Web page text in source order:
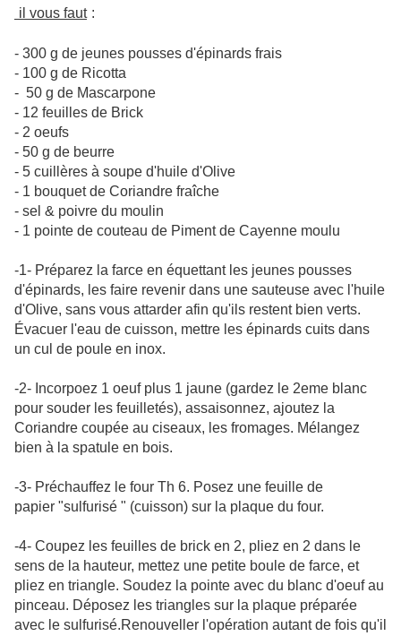
il vous faut :
- 300 g de jeunes pousses d'épinards frais
- 100 g de Ricotta
- 50 g de Mascarpone
- 12 feuilles de Brick
- 2 oeufs
- 50 g de beurre
- 5 cuillères à soupe d'huile d'Olive
- 1 bouquet de Coriandre fraîche
- sel & poivre du moulin
- 1 pointe de couteau de Piment de Cayenne moulu
-1- Préparez la farce en équettant les jeunes pousses
d'épinards, les faire revenir dans une sauteuse avec l'huile
d'Olive, sans vous attarder afin qu'ils restent bien verts.
Évacuer l'eau de cuisson, mettre les épinards cuits dans
un cul de poule en inox.
-2- Incorpoez 1 oeuf plus 1 jaune (gardez le 2eme blanc
pour souder les feuilletés), assaisonnez, ajoutez la
Coriandre coupée au ciseaux, les fromages. Mélangez
bien à la spatule en bois.
-3- Préchauffez le four Th 6. Posez une feuille de
papier "sulfurisé " (cuisson) sur la plaque du four.
-4- Coupez les feuilles de brick en 2, pliez en 2 dans le
sens de la hauteur, mettez une petite boule de farce, et
pliez en triangle. Soudez la pointe avec du blanc d'oeuf au
pinceau. Déposez les triangles sur la plaque préparée
avec le sulfurisé.Renouveller l'opération autant de fois qu'il